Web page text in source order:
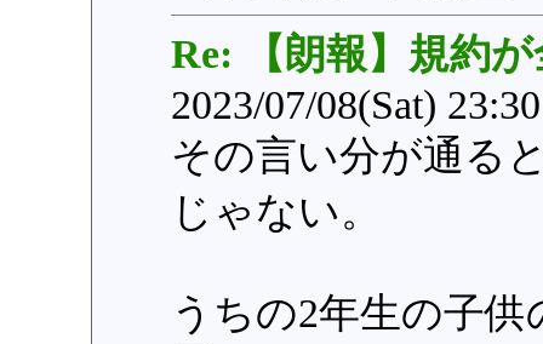
Re: 【朗報】規約
2023/07/08(Sat)
その言い分が通る
じゃない。
うちの2年生の子